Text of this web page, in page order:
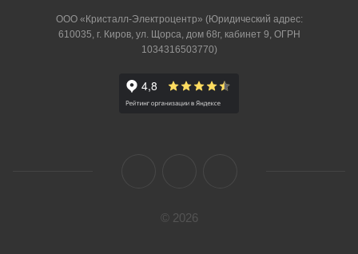
ООО «Кристалл-Электроцентр» (Юридический адрес:
610035, г. Киров, ул. Щорса, дом 68г, кабинет 9, ОГРН
1034316503770)
© 2026